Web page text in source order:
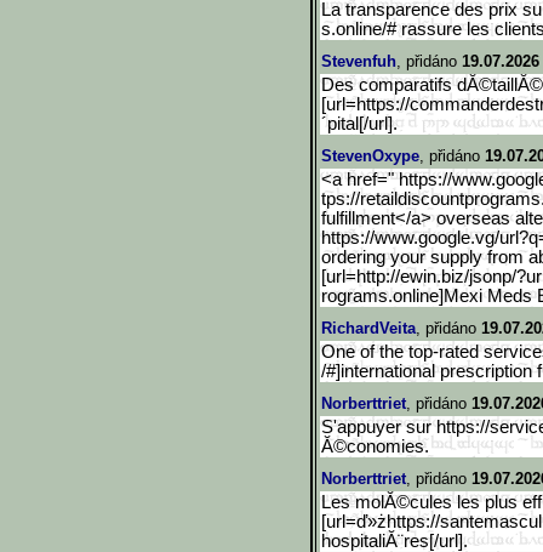
La transparence des prix
s.online/# rassure les
Stevenfuh, přidáno
Des comparatifs
[url=https://
´pital[/url].
StevenOxype, přidáno
<a href=" https://
tps://
fulfillment</a> overseas
https://www.google.vg/url
ordering your supply from
[url=http://ewin.biz/jsonp/
rograms.online]Mexi Meds
RichardVeita, přidáno
One of the top-rated
/#]international prescription
Norberttriet, přidáno
S'appuyer sur https://
Ă©conomies.
Norberttriet, přidáno
Les molĂ©cules les plus
[url=ď»żhttps://
hospitaliĂ¨res[/url].